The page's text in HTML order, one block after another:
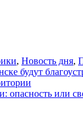
, Новость дня,
будут
опасность или